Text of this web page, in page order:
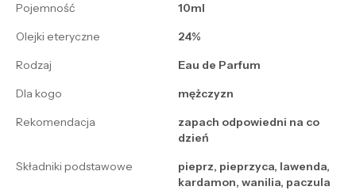
Pojemność
10ml
Olejki eteryczne
24%
Rodzaj
Eau de Parfum
Dla kogo
mężczyzn
Rekomendacja
zapach odpowiedni na co
dzień
Składniki podstawowe
pieprz, pieprzyca, lawenda,
kardamon, wanilia, paczula